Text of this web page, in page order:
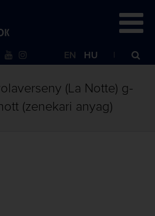
EN HU
(La Notte) g-
(zenekari anyag)